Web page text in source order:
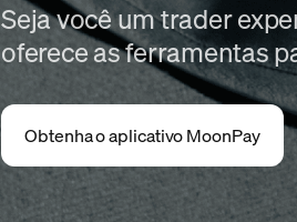
Seja você um trader
oferece as ferramentas
Obtenha o aplicativo MoonPay